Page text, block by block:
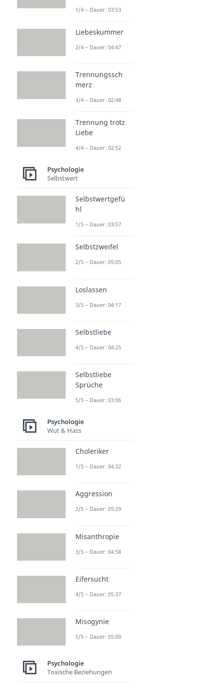
1/4 – Dauer: 03:53
Liebeskummer
2/4 – Dauer: 04:47
Trennungssch
merz
3/4 – Dauer: 02:48
Trennung trotz
Liebe
4/4 – Dauer: 02:52
Psychologie
Selbstwert
Selbstwertgefü
hl
1/5 – Dauer: 03:57
Selbstzweifel
2/5 – Dauer: 05:05
Loslassen
3/5 – Dauer: 04:17
Selbstliebe
4/5 – Dauer: 04:25
Selbstliebe
Sprüche
5/5 – Dauer: 03:06
Psychologie
Wut & Hass
Choleriker
1/5 – Dauer: 04:32
Aggression
2/5 – Dauer: 05:29
Misanthropie
3/5 – Dauer: 04:58
Eifersucht
4/5 – Dauer: 05:37
Misogynie
5/5 – Dauer: 05:00
Psychologie
Toxische Beziehungen